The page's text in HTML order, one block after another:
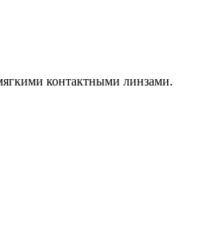
контактными линзами.